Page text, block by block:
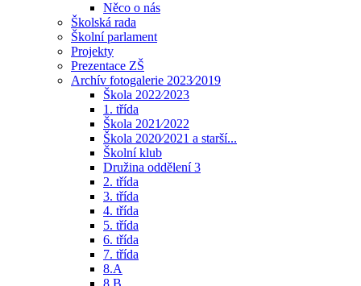
Něco o nás
Školská rada
Školní parlament
Projekty
Prezentace ZŠ
Archív fotogalerie 2023⁄2019
Škola 2022⁄2023
1. třída
Škola 2021⁄2022
Škola 2020⁄2021 a starší...
Školní klub
Družina oddělení 3
2. třída
3. třída
4. třída
5. třída
6. třída
7. třída
8.A
8.B